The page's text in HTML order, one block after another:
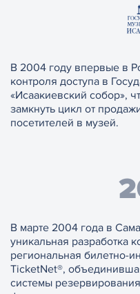
В 2004 году впервые в
контроля доступа в
«Исаакиевский собор»,
замкнуть цикл от
посетителей в музей.
В марте 2004 года в
уникальная разработка
региональная билетно-
TicketNet®,
системы